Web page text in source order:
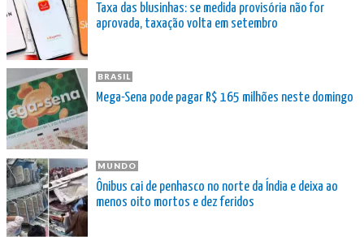
Taxa das blusinhas: se medida provisória não for
aprovada, taxação volta em setembro
BRASIL
Mega-Sena pode pagar R$ 165 milhões neste domingo
MUNDO
Ônibus cai de penhasco no norte da Índia e deixa ao
menos oito mortos e dez feridos